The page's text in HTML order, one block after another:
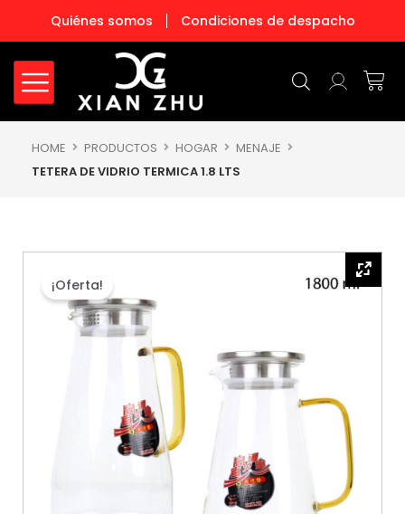
contenido
Quiénes somos Condiciones de despacho
HOME PRODUCTOS HOGAR
MENAJE
TETERA DE VIDRIO TERMICA 1.8 LTS
¡Oferta!